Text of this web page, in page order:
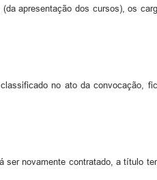
apresentação dos cursos), os
no ato da convocação,
novamente contratado, a título